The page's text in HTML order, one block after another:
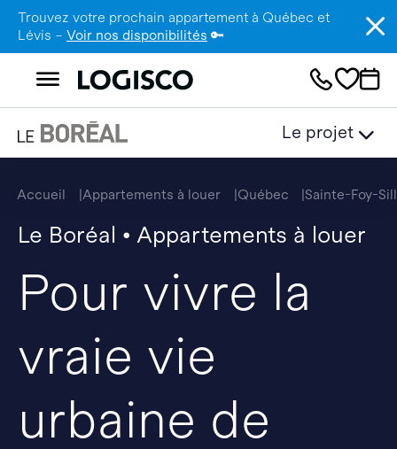
Trouvez votre prochain appartement à Québec et
Lévis – Voir nos disponibilités 🔑
Le projet
Accueil Appartements à louer Québec Sainte-Foy-
Le Boréal • Appartements à louer
Pour vivre la
vraie vie
urbaine de